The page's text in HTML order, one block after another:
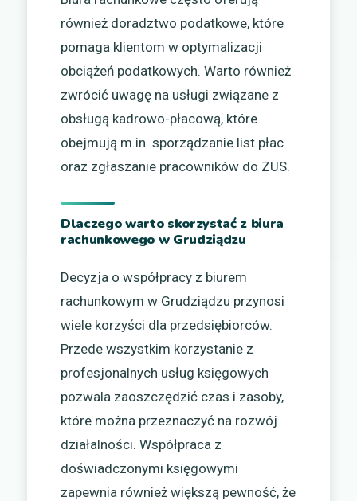
również doradztwo podatkowe, które
pomaga klientom w optymalizacji
obciążeń podatkowych. Warto również
zwrócić uwagę na usługi związane z
obsługą kadrowo-płacową, które
obejmują m.in. sporządzanie list płac
oraz zgłaszanie pracowników do ZUS.
Dlaczego warto skorzystać z biura
rachunkowego w Grudziądzu
Decyzja o współpracy z biurem
rachunkowym w Grudziądzu przynosi
wiele korzyści dla przedsiębiorców.
Przede wszystkim korzystanie z
profesjonalnych usług księgowych
pozwala zaoszczędzić czas i zasoby,
które można przeznaczyć na rozwój
działalności. Współpraca z
doświadczonymi księgowymi
zapewnia również większą pewność, że